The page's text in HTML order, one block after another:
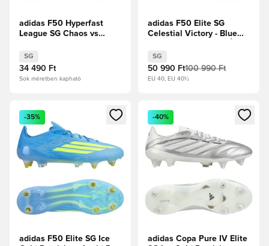
adidas F50 Hyperfast
League SG Chaos vs
SG
34 490 Ft
Sok méretben kapható
adidas F50 Elite SG
Celestial Victory - Blue
rózsaszín
SG
50 990 Ft100 990 Ft
EU 40, EU 40½
Megnyit egy modált a bejelentkezéshez vagy a tagként
-35%
adidas F50 Elite SG Ice
Megnyit egy modált a
-40%
adidas Copa Pure IV Elite